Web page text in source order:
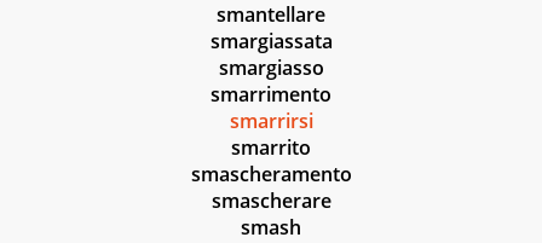
smantellare
smargiassata
smargiasso
smarrimento
smarrirsi
smarrito
smascheramento
smascherare
smash